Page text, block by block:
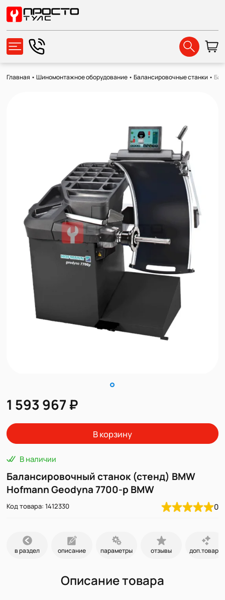
Главная •Шиномонтажное оборудование •Балансировочные станки •
1 593 967 ₽
В корзину
В наличии
Балансировочный станок (стенд) BMW
Hofmann Geodyna 7700-p BMW
Код товара: 1412330 0
в раздел описание параметры отзывы доп.товары
Описание товара